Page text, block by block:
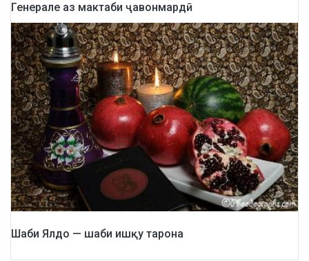
Генерале аз мактаби ҷавонмардӣ
Шаби Ялдо — шаби ишқу тарона